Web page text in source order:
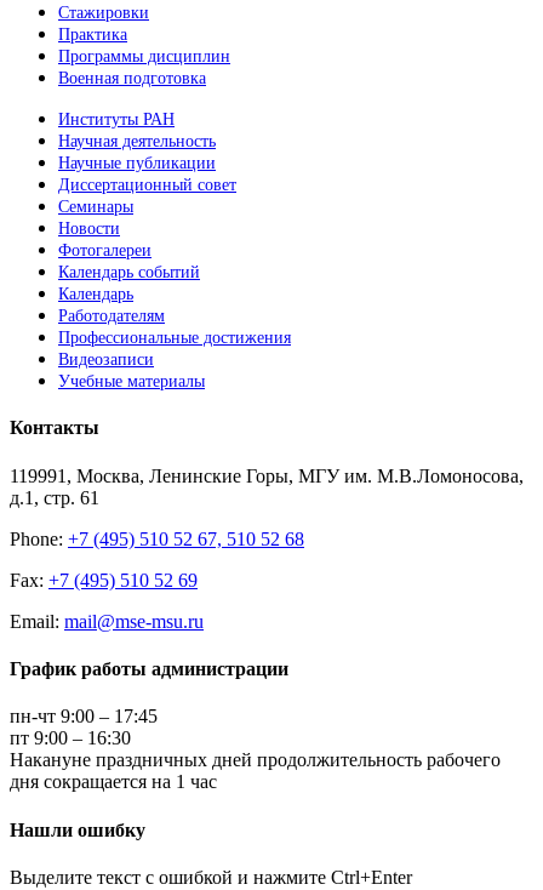
Стажировки
Практика
Программы дисциплин
Военная подготовка
Институты РАН
Научная деятельность
Научные публикации
Диссертационный совет
Семинары
Новости
Фотогалереи
Календарь событий
Календарь
Работодателям
Профессиональные достижения
Видеозаписи
Учебные материалы
Контакты
119991, Москва, Ленинские Горы, МГУ им. М.В.Ломоносова,
д.1, стр. 61
Phone: +7 (495) 510 52 67, 510 52 68
Fax: +7 (495) 510 52 69
Email: mail@mse-msu.ru
График работы администрации
пн-чт 9:00 – 17:45
пт 9:00 – 16:30
Накануне праздничных дней продолжительность рабочего
дня сокращается на 1 час
Нашли ошибку
Выделите текст с ошибкой и нажмите Ctrl+Enter